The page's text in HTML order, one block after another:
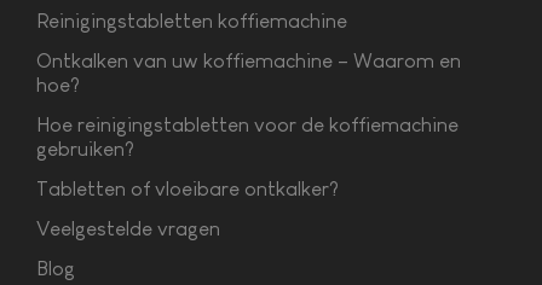
Reinigingstabletten koffiemachine
Ontkalken van uw koffiemachine – Waarom en
hoe?
Hoe reinigingstabletten voor de koffiemachine
gebruiken?
Tabletten of vloeibare ontkalker?
Veelgestelde vragen
Blog